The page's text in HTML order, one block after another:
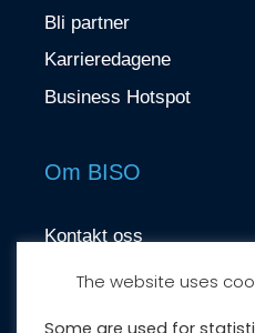
Bli partner
Karrieredagene
Business Hotspot
Om BISO
Kontakt oss
contact@biso.no
The website uses
Some are used for